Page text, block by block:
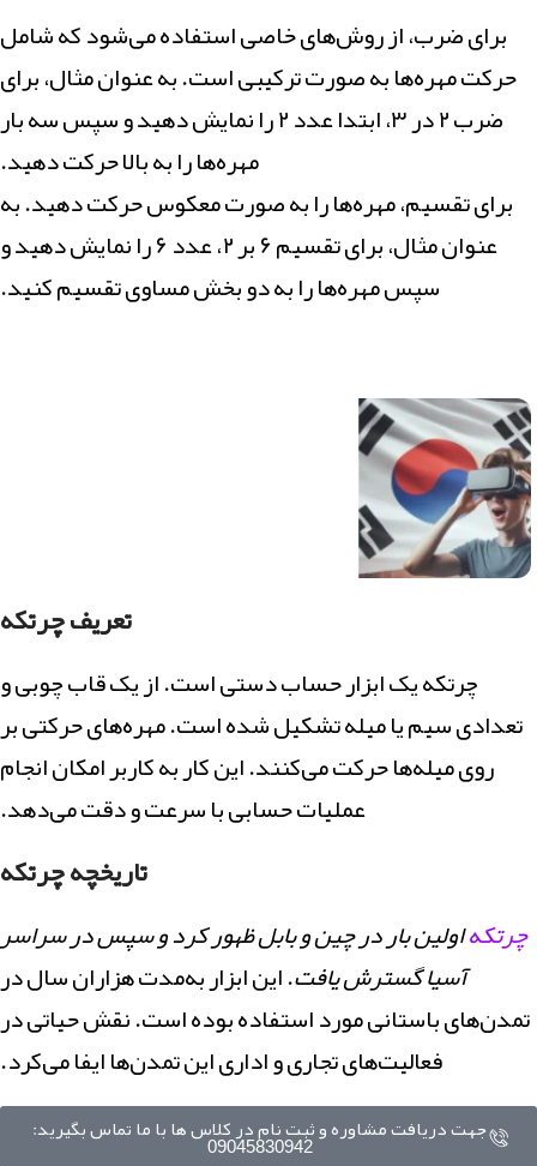
برای ضرب، از روش‌های خاصی استفاده می‌شود که شامل
حرکت مهره‌ها به صورت ترکیبی است. به عنوان مثال، برای
ضرب ۲ در ۳، ابتدا عدد ۲ را نمایش دهید و سپس سه بار
مهره‌ها را به بالا حرکت دهید.
برای تقسیم، مهره‌ها را به صورت معکوس حرکت دهید. به
عنوان مثال، برای تقسیم ۶ بر ۲، عدد ۶ را نمایش دهید و
سپس مهره‌ها را به دو بخش مساوی تقسیم کنید.
کلاس زبان کره ای
به سرعت زبان کره‌ای صحبت کنید،بنویسید و حتی در آزمونها شرکت
کنید | اساتید حرفه‌ای | تدریس عالی | کمترین هزینه
مشاهده و ثبت نام
تعریف چرتکه
چرتکه یک ابزار حساب دستی است. از یک قاب چوبی و
تعدادی سیم یا میله تشکیل شده است. مهره‌های حرکتی بر
روی میله‌ها حرکت می‌کنند. این کار به کاربر امکان انجام
عملیات حسابی با سرعت و دقت می‌دهد.
تاریخچه چرتکه
چرتکهاولین بار در چین و بابل ظهور کرد و سپس در سراسر
آسیا گسترش یافت. این ابزار به‌مدت هزاران سال در
تمدن‌های باستانی مورد استفاده بوده است. نقش حیاتی در
فعالیت‌های تجاری و اداری این تمدن‌ها ایفا می‌کرد.
جهت دریافت مشاوره و ثبت نام در کلاس ها با ما تماس بگیرید:
09045830942